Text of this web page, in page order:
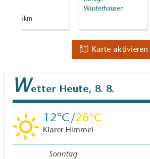
10.5km
Wusterhausen
Karte aktivieren
Wetter Heute, 8. 8.
12 26
Klarer Himmel
Sonntag